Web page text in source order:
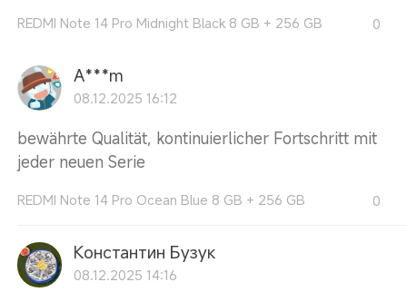
REDMI Note 14 Pro Midnight Black 8 GB + 256 GB 0
A***m
08.12.2025 16:12
bewährte Qualität, kontinuierlicher Fortschritt mit
jeder neuen Serie
REDMI Note 14 Pro Ocean Blue 8 GB + 256 GB 0
Константин Бузук
08.12.2025 14:16